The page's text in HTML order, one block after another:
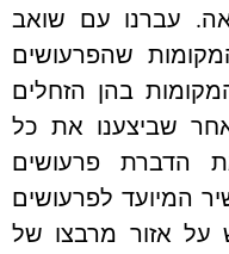
עברנו עם שואב
שהפרעושים
בהן הזחלים
שביצענו את כל
הדברת פרעושים
המיועד לפרעושים
אזור מרבצו של